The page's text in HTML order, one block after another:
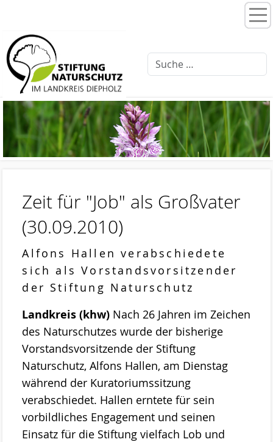
Home
Stiftungsprogramme
Moorentwicklung 3.0
Schlattprogramm
Fließgewässerrenaturierung
Ellernbäke
Brammer Bach
Feuchtwiesenpflege
Artenschutz
Stemweder Berg
Obstwiese „Auf den Bröken“
Sortenliste/Pflanzplan
Entwicklung von Obstwiesen in NW-
Deutschland
Heideentwicklung
Schulexkursionen
Zeit für "Job" als Großvater
(30.09.2010)
Alfons Hallen verabschiedete
sich als Vorstandsvorsitzender
der Stiftung Naturschutz
Landkreis (khw) Nach 26 Jahren im Zeichen
des Naturschutzes wurde der bisherige
Vorstandsvorsitzende der Stiftung
Naturschutz, Alfons Hallen, am Dienstag
während der Kuratoriumssitzung
verabschiedet. Hallen erntete für sein
vorbildliches Engagement und seinen
Einsatz für die Stiftung vielfach Lob und